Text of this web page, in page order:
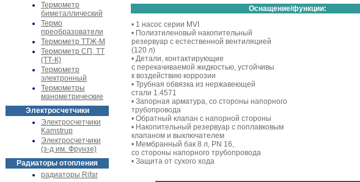
Термометр
биметаллический
Термо
преобразователи
Термометр ТТЖ-М
Термометр СП, ТТ
(ТТ-К)
Термометр
электронный
Термометры
манометрические
Электросчетчики
Электросчетчики
Kamstrup
Электросчетчики
(з-д им. Фрунзе)
Радиаторы отопления
радиаторы Rifar
Оснащение/функции:
• 1 насос серии MVI
• Полиэтиленовый накопительный
резервуар с естественной вентиляцией
(120 л)
• Детали, контактирующие
с перекачиваемой жидкостью, устойчивы
к воздействию коррозии
• Трубная обвязка из нержавеющей
стали 1.4571
• Запорная арматура, со стороны напорного
трубопровода
• Обратный клапан с напорной стороны
• Накопительный резервуар с поплавковым
клапаном и выключателем
• Мембранный бак 8 л, PN 16,
со стороны напорного трубопровода
• Защита от сухого хода